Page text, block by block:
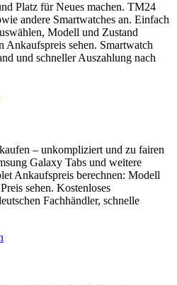
Platz für Neues machen. TM24
andere Smartwatches an. Einfach
Modell und Zustand
Ankaufspreis sehen. Smartwatch
und schneller Auszahlung nach
– unkompliziert und zu fairen
Galaxy Tabs und weitere
Ankaufspreis berechnen: Modell
sehen. Kostenloses
Fachhändler, schnelle